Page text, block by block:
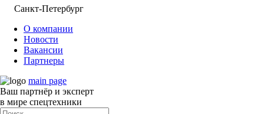
Санкт-Петербург
О компании
Новости
Вакансии
Партнеры
main page
Ваш партнёр и эксперт
в мире спецтехники